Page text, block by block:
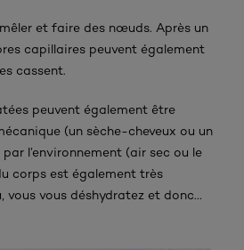
et faire des nœuds. Après un
capillaires peuvent également
cassent.
peuvent également être
(un sèche-cheveux ou un
l’environnement (air sec ou le
corps est également très
vous vous déshydratez et donc...